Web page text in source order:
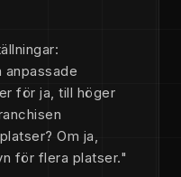
anpassade
för ja, till höger
Om ja,
för flera platser."